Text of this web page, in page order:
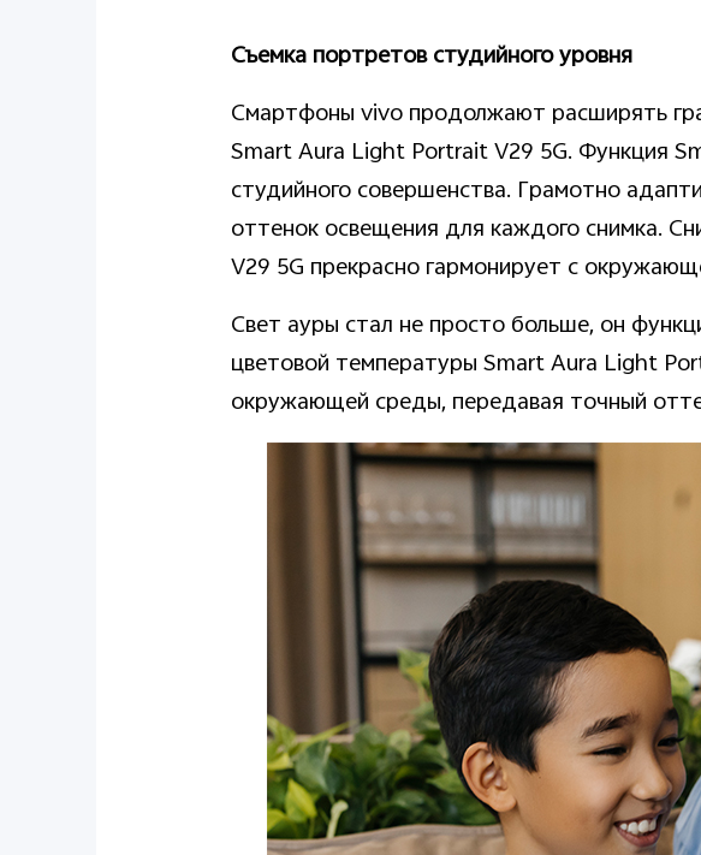
Съемка портретов студийного уровня
Смартфоны vivo продолжают расширять
Smart Aura Light Portrait V29 5G. Функция
студийного совершенства. Грамотно
оттенок освещения для каждого снимка.
V29 5G прекрасно гармонирует с
Свет ауры стал не просто больше, он
цветовой температуры Smart Aura Light
окружающей среды, передавая точный